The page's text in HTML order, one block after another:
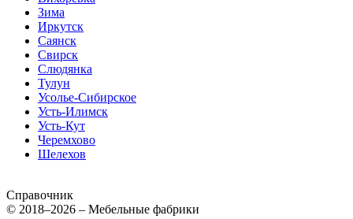
Зима
Иркутск
Саянск
Свирск
Слюдянка
Тулун
Усолье-Сибирское
Усть-Илимск
Усть-Кут
Черемхово
Шелехов
Справочник
© 2018–2026 – Мебельные фабрики